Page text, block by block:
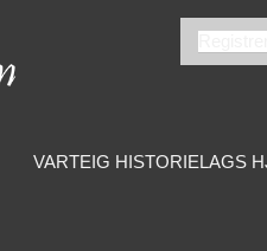
VARTEIG HISTORIELAGS